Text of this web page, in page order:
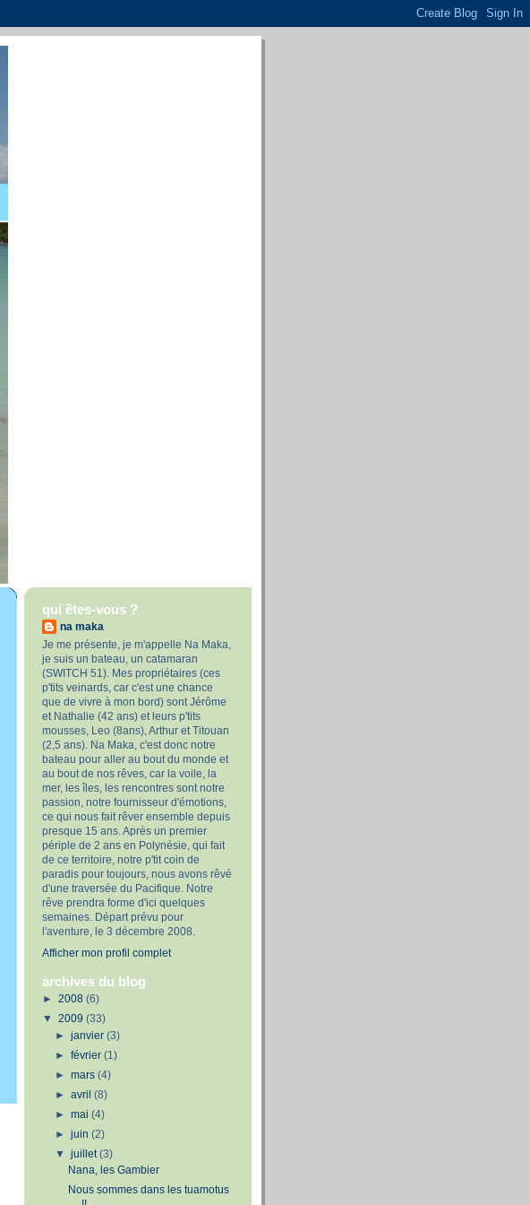
qui êtes-vous ?
na maka
Je me présente, je m'appelle Na Maka,
je suis un bateau, un catamaran
(SWITCH 51). Mes propriétaires (ces
p'tits veinards, car c'est une chance
que de vivre à mon bord) sont Jérôme
et Nathalie (42 ans) et leurs p'tits
mousses, Leo (8ans), Arthur et Titouan
(2,5 ans). Na Maka, c'est donc notre
bateau pour aller au bout du monde et
au bout de nos rêves, car la voile, la
mer, les îles, les rencontres sont notre
passion, notre fournisseur d'émotions,
ce qui nous fait rêver ensemble depuis
presque 15 ans. Après un premier
périple de 2 ans en Polynésie, qui fait
de ce territoire, notre p'tit coin de
paradis pour toujours, nous avons rêvé
d'une traversée du Pacifique. Notre
rêve prendra forme d'ici quelques
semaines. Départ prévu pour
l'aventure, le 3 décembre 2008.
Afficher mon profil complet
archives du blog
► 2008 (6)
▼ 2009 (33)
►janvier(3)
►février(1)
►mars(4)
►avril(8)
►mai(4)
►juin(2)
▼juillet(3)
Nana, les Gambier
Nous sommes dans les tuamotus